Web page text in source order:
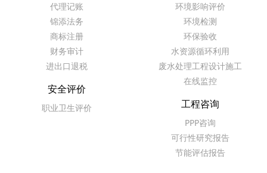
代理记账
锦添法务
商标注册
财务审计
进出口退税
环境影响评价
环境检测
环保验收
水资源循环利用
废水处理工程设计施工
在线监控
安全评价
职业卫生评价 工程咨询
PPP咨询
可行性研究报告
节能评估报告